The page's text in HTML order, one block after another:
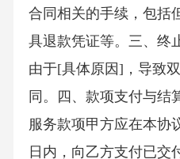
合同相关的手续，包括
具退款凭证等。三、终
由于[具体原因]，导致
同。四、款项支付与结
服务款项甲方应在本协
日内，向乙方支付已交